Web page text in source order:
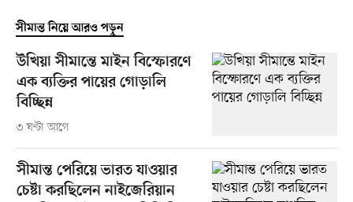
সীমান্ত নিয়ে আরও পড়ুন
উখিয়া সীমান্তে মাইন বিস্ফোরণে
এক ব্যক্তির পায়ের গোড়ালি
বিচ্ছিন্ন
৩ ঘণ্টা আগে
সীমান্ত পেরিয়ে ভারত যাওয়ার
চেষ্টা করছিলেন নাইজেরিয়ান